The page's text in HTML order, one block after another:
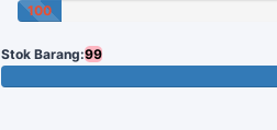
100
Stok Barang:99